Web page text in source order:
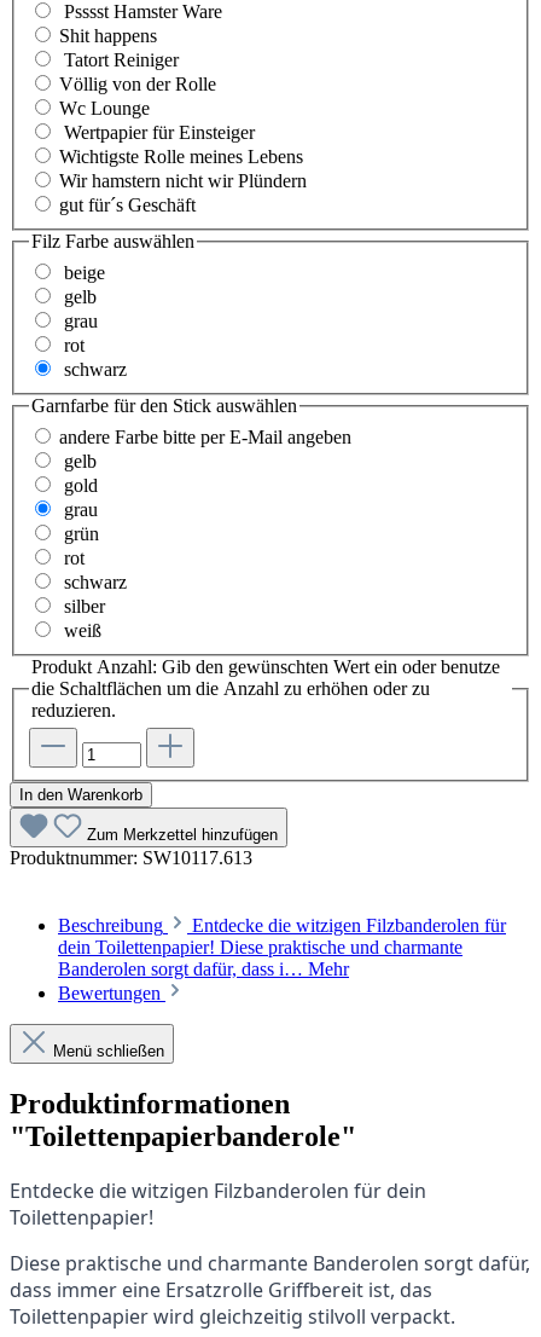
Psssst Hamster Ware
Shit happens
Tatort Reiniger
Völlig von der Rolle
Wc Lounge
Wertpapier für Einsteiger
Wichtigste Rolle meines Lebens
Wir hamstern nicht wir Plündern
gut für´s Geschäft
Filz Farbe auswählen
beige
gelb
grau
rot
schwarz
Garnfarbe für den Stick auswählen
andere Farbe bitte per E-Mail angeben
gelb
gold
grau
grün
rot
schwarz
silber
weiß
Produkt Anzahl: Gib den gewünschten Wert ein oder benutze
die Schaltflächen um die Anzahl zu erhöhen oder zu
reduzieren.
In den Warenkorb
Zum Merkzettel hinzufügen
Produktnummer: SW10117.613
Beschreibung
Entdecke die witzigen Filzbanderolen für
dein Toilettenpapier! Diese praktische und charmante
Banderolen sorgt dafür, dass i… Mehr
Bewertungen
Menü schließen
Produktinformationen
"Toilettenpapierbanderole"
Entdecke die witzigen Filzbanderolen für dein
Toilettenpapier!
Diese praktische und charmante Banderolen sorgt dafür,
dass immer eine Ersatzrolle Griffbereit ist, das
Toilettenpapier wird gleichzeitig stilvoll verpackt.